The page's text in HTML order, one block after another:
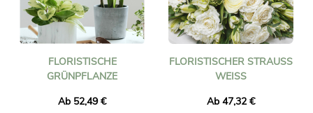
FLORISTISCHE
GRÜNPFLANZE
Ab 52,49 €
FLORISTISCHER STRAUSS W
EISS
Ab 47,32 €